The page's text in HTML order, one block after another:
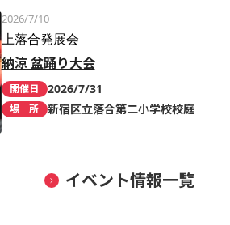
2026/7/10
上落合発展会
納涼 盆踊り大会
開催日 2026/7/31
場 所 新宿区立落合第二小学校校庭
イベント情報一覧